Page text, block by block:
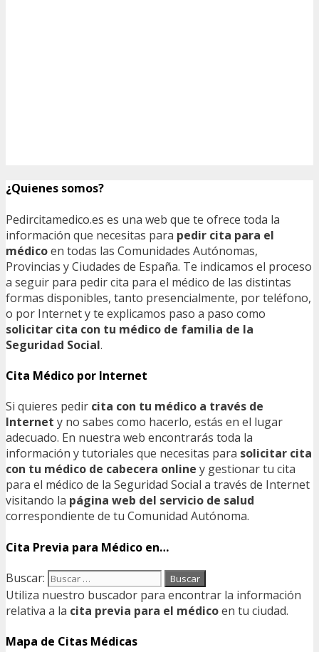
¿Quienes somos?
Pedircitamedico.es es una web que te ofrece toda la
información que necesitas para pedir cita para el
médicoen todas las Comunidades Autónomas,
Provincias y Ciudades de España. Te indicamos el proceso
a seguir para pedir cita para el médico de las distintas
formas disponibles, tanto presencialmente, por teléfono,
o por Internet y te explicamos paso a paso como
solicitar cita con tu médico de familia de la
Seguridad Social.
Cita Médico por Internet
Si quieres pedir cita con tu médico a través de
Internet y no sabes como hacerlo, estás en el lugar
adecuado. En nuestra web encontrarás toda la
información y tutoriales que necesitas para solicitar cita
con tu médico de cabecera online y gestionar tu cita
para el médico de la Seguridad Social a través de Internet
visitando la página web del servicio de salud
correspondiente de tu Comunidad Autónoma.
Cita Previa para Médico en…
Buscar:
Utiliza nuestro buscador para encontrar la información
relativa a la cita previa para el médicoen tu ciudad.
Mapa de Citas Médicas